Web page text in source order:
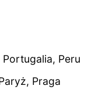
Peru
Praga